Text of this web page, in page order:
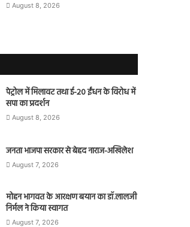
August 8, 2026
पेट्रोल में मिलावट तथा ई-20 ईंधन के विरोध में
सपा का प्रदर्शन
August 8, 2026
जनता भाजपा सरकार से बेहद नाराज-अखिलेश
August 7, 2026
मोहन भागवत के आरक्षण बयान का डॉ.लालजी
निर्मल ने किया स्वागत
August 7, 2026